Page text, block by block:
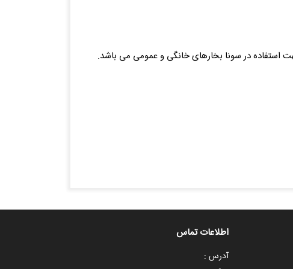
اطلاعات تماس
آدرس :